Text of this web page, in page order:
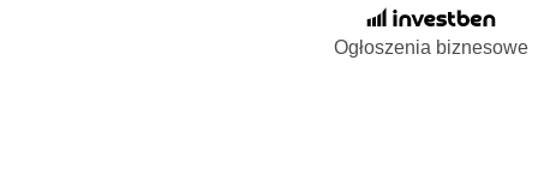
Ogłoszenia biznesowe